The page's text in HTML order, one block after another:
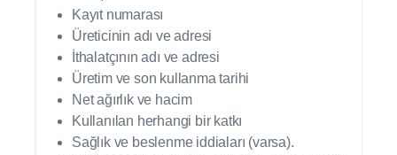
Kayıt numarası
Üreticinin adı ve adresi
İthalatçının adı ve adresi
Üretim ve son kullanma tarihi
Net ağırlık ve hacim
Kullanılan herhangi bir katkı
Sağlık ve beslenme iddiaları (varsa).